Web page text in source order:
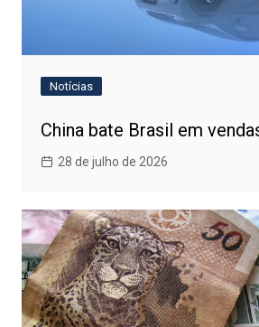
Notícias
China bate Brasil em
28 de julho de 2026